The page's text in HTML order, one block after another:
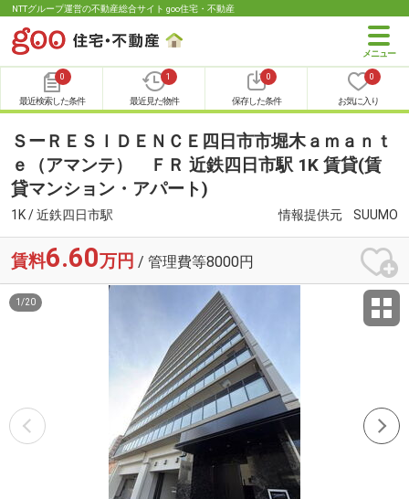
NTTグループ運営の不動産総合サイト goo住宅・不動産
0
最近検索した条件
1
最近見た物件
0
保存した条件
0
お気に入り
ＳーＲＥＳＩＤＥＮＣＥ四日市市堀木ａｍａｎｔ
ｅ（アマンテ） ＦＲ 近鉄四日市駅 1K 賃貸(賃
貸マンション・アパート)
1K / 近鉄四日市駅 情報提供元 SUUMO
賃料6.60万円 / 管理費等8000円
1 /20